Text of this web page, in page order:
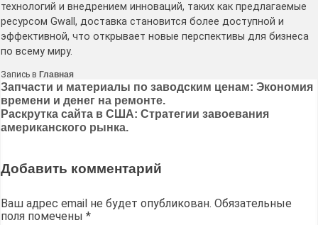
технологий и внедрением инноваций, таких как предлагаемые
ресурсом Gwall, доставка становится более доступной и
эффективной, что открывает новые перспективы для бизнеса
по всему миру.
Запись в Главная
Навигация
по
записям
Запчасти и материалы по заводским ценам: Экономия
времени и денег на ремонте.
Раскрутка сайта в США: Стратегии завоевания
американского рынка.
Добавить комментарий
Ваш адрес email не будет опубликован. Обязательные
поля помечены *